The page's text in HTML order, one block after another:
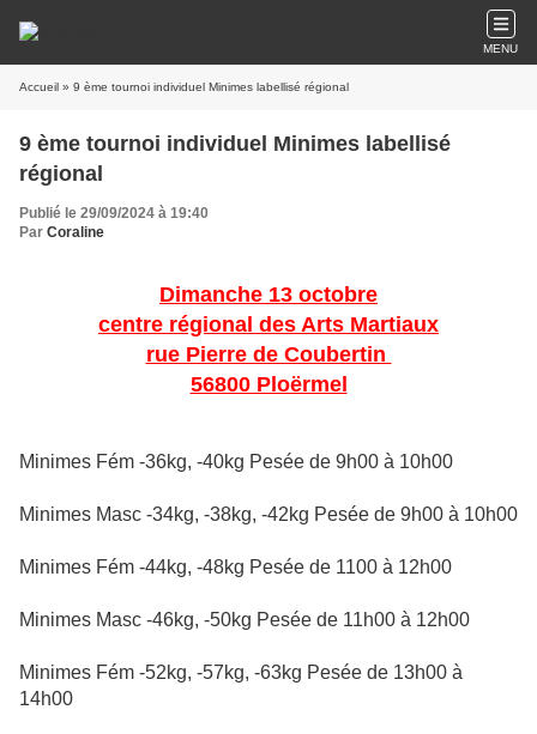
MENU
Accueil » 9 ème tournoi individuel Minimes labellisé régional
9 ème tournoi individuel Minimes labellisé
régional
Publié le 29/09/2024 à 19:40
Par Coraline
Dimanche 13 octobre
centre régional des Arts Martiaux
rue Pierre de Coubertin
56800 Ploërmel
Minimes Fém -36kg, -40kg Pesée de 9h00 à 10h00
Minimes Masc -34kg, -38kg, -42kg Pesée de 9h00 à 10h00
Minimes Fém -44kg, -48kg Pesée de 1100 à 12h00
Minimes Masc -46kg, -50kg Pesée de 11h00 à 12h00
Minimes Fém -52kg, -57kg, -63kg Pesée de 13h00 à
14h00